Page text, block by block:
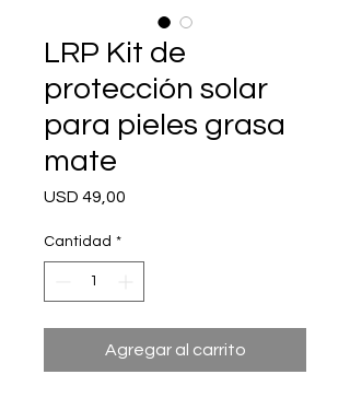
LRP Kit de
protección solar
para pieles grasa
mate
USD 49,00
Cantidad *
Agregar al carrito